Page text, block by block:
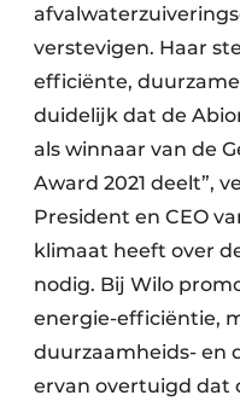
verstevigen. Haar
efficiënte,
duidelijk dat de
als winnaar van de
Award 2021 deelt”,
President en CEO
klimaat heeft over
nodig. Bij Wilo
energie-efficiëntie,
duurzaamheids- en
ervan overtuigd dat